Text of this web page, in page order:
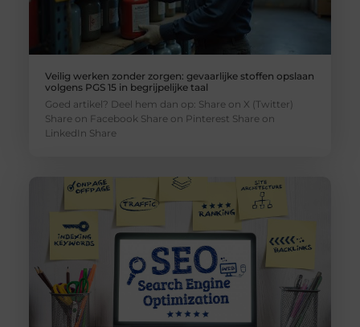
Veilig werken zonder zorgen: gevaarlijke stoffen opslaan
volgens PGS 15 in begrijpelijke taal
Goed artikel? Deel hem dan op: Share on X (Twitter)
Share on Facebook Share on Pinterest Share on
LinkedIn Share